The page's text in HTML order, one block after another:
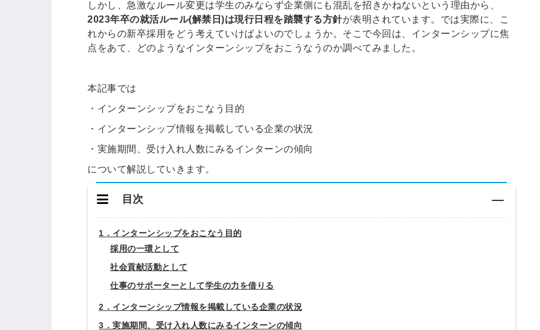
しかし、急激なルール変更は学生のみならず企業側にも混乱を招きかねないという理由から、
2023年卒の就活ルール(解禁日)は現行日程を踏襲する方針が表明されています。では実際に、こ
れからの新卒採用をどう考えていけばよいのでしょうか。そこで今回は、インターンシップに焦
点をあて、どのようなインターンシップをおこうなうのか調べてみました。
本記事では
・インターンシップをおこなう目的
・インターンシップ情報を掲載している企業の状況
・実施期間、受け入れ人数にみるインターンの傾向
について解説していきます。
目次
1．インターンシップをおこなう目的
採用の一環として
社会貢献活動として
仕事のサポーターとして学生の力を借りる
2．インターンシップ情報を掲載している企業の状況
3．実施期間、受け入れ人数にみるインターンの傾向